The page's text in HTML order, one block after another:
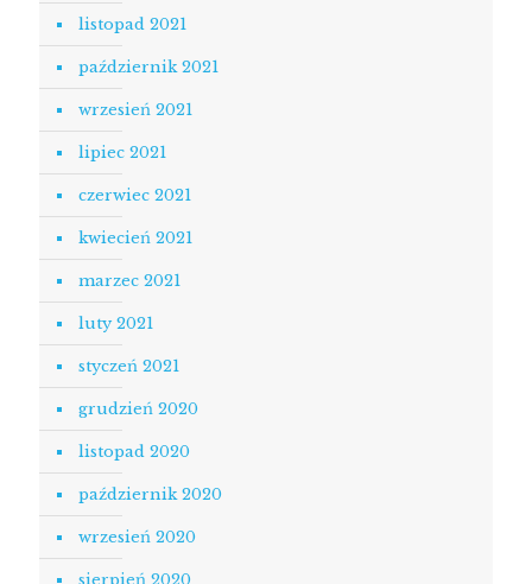
listopad 2021
październik 2021
wrzesień 2021
lipiec 2021
czerwiec 2021
kwiecień 2021
marzec 2021
luty 2021
styczeń 2021
grudzień 2020
listopad 2020
październik 2020
wrzesień 2020